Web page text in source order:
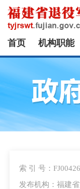
首页 机构职能
索 引 号：
发布机构：福建